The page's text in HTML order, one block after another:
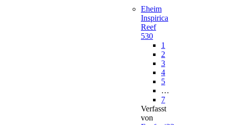
Eheim
Inspirica
Reef
530
1
2
3
4
5
…
7
Verfasst
von